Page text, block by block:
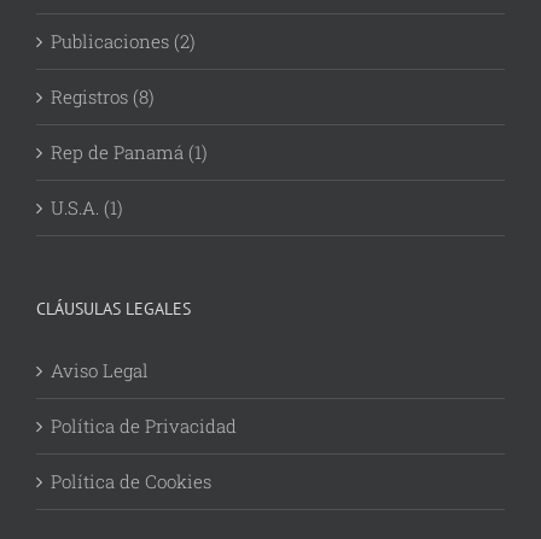
Publicaciones (2)
Registros (8)
Rep de Panamá (1)
U.S.A. (1)
CLÁUSULAS LEGALES
Aviso Legal
Política de Privacidad
Política de Cookies